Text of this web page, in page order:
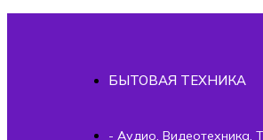
БЫТОВАЯ ТЕХНИКА
- Аудио, Видеотехника,